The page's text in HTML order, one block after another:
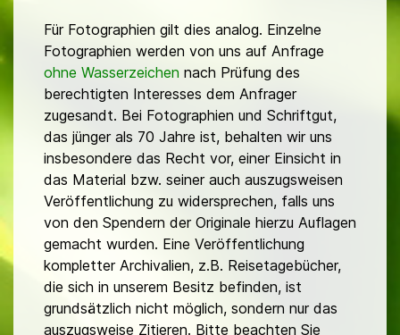
Für Fotographien gilt dies analog. Einzelne
Fotographien werden von uns auf Anfrage
ohne Wasserzeichen nach Prüfung des
berechtigten Interesses dem Anfrager
zugesandt. Bei Fotographien und Schriftgut,
das jünger als 70 Jahre ist, behalten wir uns
insbesondere das Recht vor, einer Einsicht in
das Material bzw. seiner auch auszugsweisen
Veröffentlichung zu widersprechen, falls uns
von den Spendern der Originale hierzu Auflagen
gemacht wurden. Eine Veröffentlichung
kompletter Archivalien, z.B. Reisetagebücher,
die sich in unserem Besitz befinden, ist
grundsätzlich nicht möglich, sondern nur das
auszugsweise Zitieren. Bitte beachten Sie